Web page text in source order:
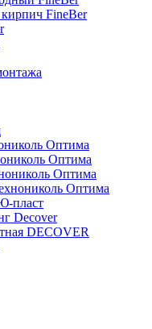
FineBer
Оптима
Оптима
Оптима
Оптима
пласт
Decover
DECOVER